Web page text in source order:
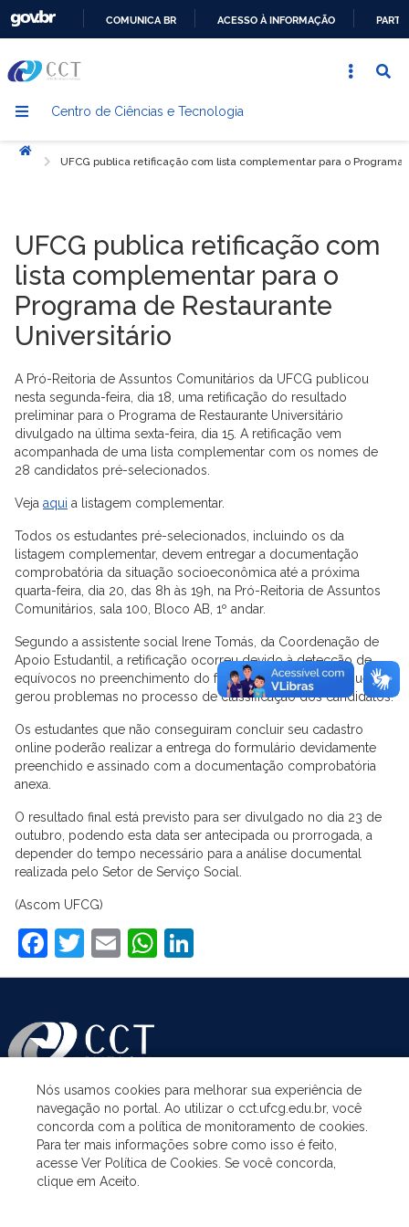
CONTEÚDO
COMUNICA BR ACESSO À INFORMAÇÃO
Centro de Ciências e Tecnologia
Início
UFCG publica retificação com lista complementar para o
UFCG publica retificação com
lista complementar para o
Programa de Restaurante
Universitário
A Pró-Reitoria de Assuntos Comunitários da UFCG publicou
nesta segunda-feira, dia 18, uma retificação do resultado
preliminar para o Programa de Restaurante Universitário
divulgado na última sexta-feira, dia 15. A retificação vem
acompanhada de uma lista complementar com os nomes de
28 candidatos pré-selecionados.
Veja aqui a listagem complementar.
Todos os estudantes pré-selecionados, incluindo os da
listagem complementar, devem entregar a documentação
comprobatória da situação socioeconômica até a próxima
quarta-feira, dia 20, das 8h às 19h, na Pró-Reitoria de Assuntos
Comunitários, sala 100, Bloco AB, 1º andar.
Segundo a assistente social Irene Tomás, da Coordenação de
Apoio Estudantil, a retificação ocorreu devido à detecção de
equívocos no preenchimento do formulário online, fato que
gerou problemas no processo de classificação dos candidatos.
Os estudantes que não conseguiram concluir seu cadastro
online poderão realizar a entrega do formulário devidamente
preenchido e assinado com a documentação comprobatória
anexa.
O resultado final está previsto para ser divulgado no dia 23 de
outubro, podendo esta data ser antecipada ou prorrogada, a
depender do tempo necessário para a análise documental
realizada pelo Setor de Serviço Social.
(Ascom UFCG)
Facebook
Twitter
EmailWhatsApp
ASSUNTOS
ACESSO À INFORMAÇÃO
Nós usamos cookies para melhorar sua experiência de
navegação no portal. Ao utilizar o cct.ufcg.edu.br, você
concorda com a política de monitoramento de cookies.
Para ter mais informações sobre como isso é feito,
acesse Ver Política de Cookies. Se você concorda,
clique em Aceito.